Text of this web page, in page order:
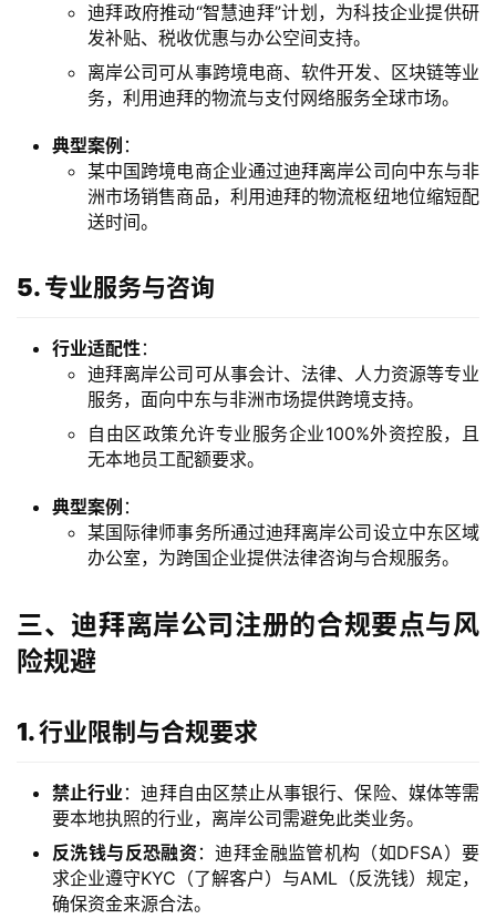
讯
外
司
海
迪拜政府推动“智慧迪拜”计划，为科技企业提供研
发补贴、税收优惠与办公空间支持。
离岸公司可从事跨境电商、软件开发、区块链等业
务，利用迪拜的物流与支付网络服务全球市场。
典型案例 ：
某中国跨境电商企业通过迪拜离岸公司向中东与非
洲市场销售商品，利用迪拜的物流枢纽地位缩短配
送时间。
5. 专业服务与咨询
行业适配性：
迪拜离岸公司可从事会计、法律、人力资源等专业
服务，面向中东与非洲市场提供跨境支持。
自由区政策允许专业服务企业100%外资控股，且
无本地员工配额要求。
典型案例 ：
某国际律师事务所通过迪拜离岸公司设立中东区域
办公室，为跨国企业提供法律咨询与合规服务。
三、迪拜离岸公司注册的合规要点与风
险规避
1. 行业限制与合规要求
禁止行业：迪拜自由区禁止从事银行、保险、媒体等需
要本地执照的行业，离岸公司需避免此类业务。
反洗钱与反恐融资：迪拜金融监管机构（如DFSA）要
求企业遵守KYC（了解客户）与AML（反洗钱）规定，
确保资金来源合法。